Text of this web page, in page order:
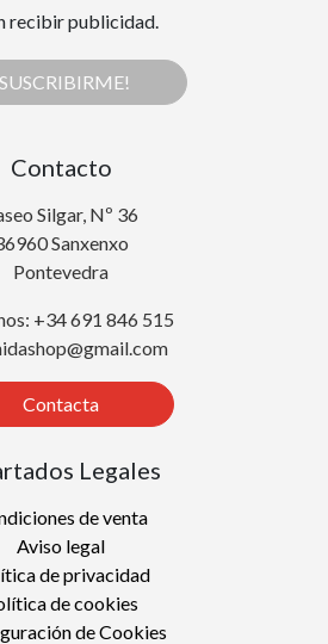
recibir publicidad.
Contacto
Silgar, Nº 36
Sanxenxo
Pontevedra
+34 691 846 515
Contacta
Legales
de venta
Aviso legal
de privacidad
de cookies
de Cookies